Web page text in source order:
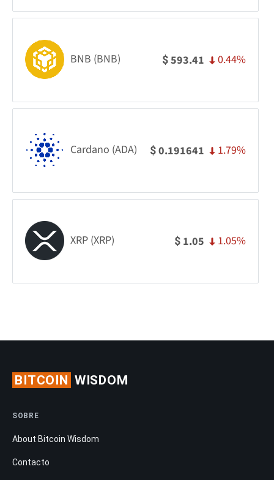
BNB (BNB) $593.41 0.44%
Cardano (ADA) $0.191641 1.79%
XRP (XRP) $ 1.05 1.05%
BITCOIN WISDOM
SOBRE
About Bitcoin Wisdom
Contacto